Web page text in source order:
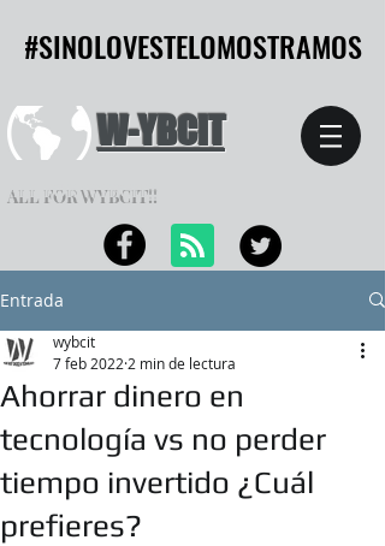
#SINOLOVESTELOMOSTRAMOS
#SINOLOVESTELOMOSTRAMOS
ALL FOR WYBCIT!!
W-YBCIT
Entrada
Ahorrar dinero en
tecnología vs no perder
tiempo invertido ¿Cuál
prefieres?
wybcit
7 feb 2022 2 min de lectura